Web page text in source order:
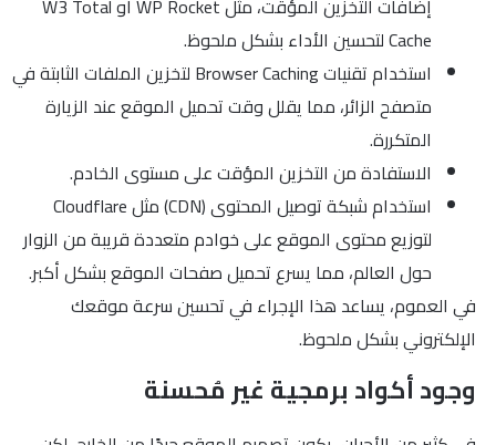
Cache لتحسين الأداء بشكل ملحوظ.
استخدام تقنيات Browser Caching لتخزين الملفات الثابتة في
متصفح الزائر، مما يقلل وقت تحميل الموقع عند الزيارة
المتكررة.
الاستفادة من التخزين المؤقت على مستوى الخادم.
استخدام شبكة توصيل المحتوى (CDN) مثل Cloudflare
لتوزيع محتوى الموقع على خوادم متعددة قريبة من الزوار
حول العالم، مما يسرع تحميل صفحات الموقع بشكل أكبر.
في العموم، يساعد هذا الإجراء في تحسين سرعة موقعك
الإلكتروني بشكل ملحوظ.
وجود أكواد برمجية غير مُحسنة